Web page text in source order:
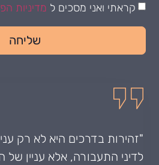
"זהירות בדרכים היא לא רק
לדיני התעבורה, אלא עניין של
קראתי ואני מסכים ל מדיניות
שליחה